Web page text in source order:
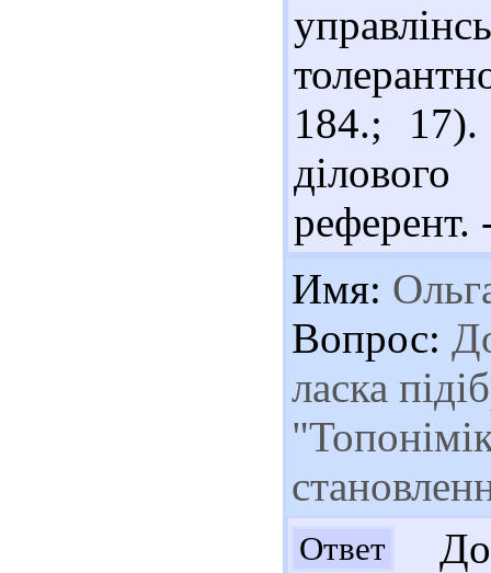
184.;
Имя:
Вопрос:
ласка
Ответ